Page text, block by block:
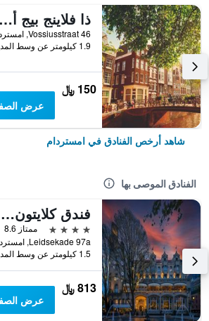
ذا فلاينج بيج أبتاون هوستل
1.9 كيلومتر عن وسط المدينة
150 ﷼
عرض
شاهد أرخص الفنادق في امستردام
الفنادق الموصى بها
فندق كلايتون أمستردام أمريكان
4 نجوم
ممتاز 8.6
1.5 كيلومتر عن وسط المدينة
813 ﷼
عرض